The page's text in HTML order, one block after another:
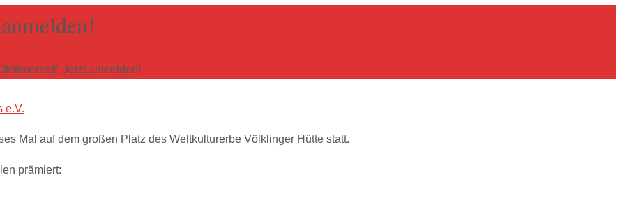
Jetzt anmelden!
e.V.
Mal auf dem großen Platz des Weltkulturerbe Völklinger Hütte statt.
prämiert: